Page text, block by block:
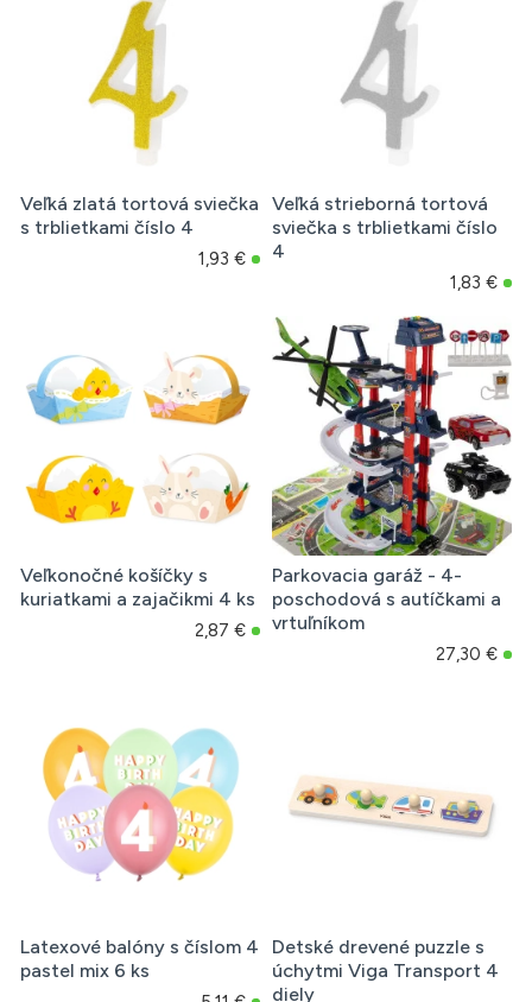
Veľká zlatá tortová sviečka
s trblietkami číslo 4
1,93 €
Veľká strieborná tortová
sviečka s trblietkami číslo
4
1,83 €
Veľkonočné košíčky s
kuriatkami a zajačikmi 4 ks
2,87 €
Parkovacia garáž - 4-
poschodová s autíčkami a
vrtuľníkom
27,30 €
Latexové balóny s číslom 4
pastel mix 6 ks
Detské drevené puzzle s
úchytmi Viga Transport 4
diely